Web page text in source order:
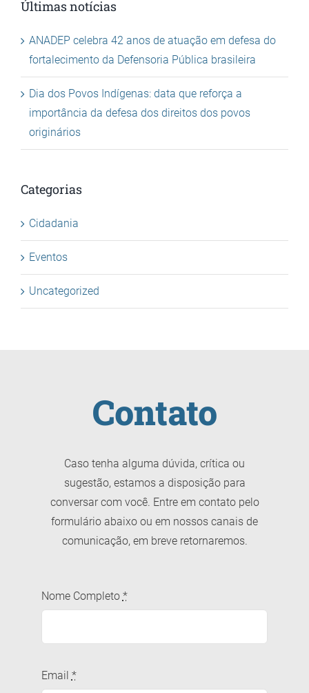
Últimas notícias
ANADEP celebra 42 anos de atuação em defesa do
fortalecimento da Defensoria Pública brasileira
Dia dos Povos Indígenas: data que reforça a
importância da defesa dos direitos dos povos
originários
Categorias
Cidadania
Eventos
Uncategorized
Contato
Caso tenha alguma dúvida, crítica ou
sugestão, estamos a disposição para
conversar com você. Entre em contato pelo
formulário abaixo ou em nossos canais de
comunicação, em breve retornaremos.
Nome Completo *
Email *